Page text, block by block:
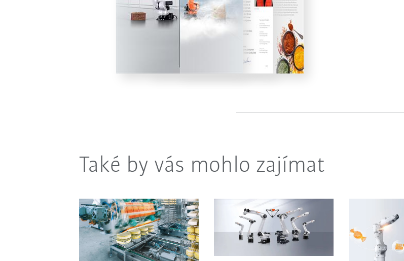
Také by vás mohlo zajímat